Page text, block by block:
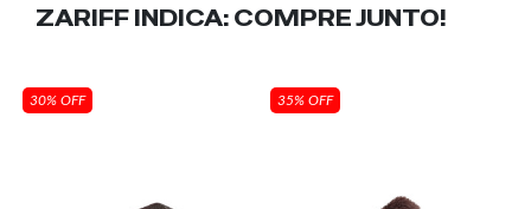
ZARIFF INDICA: COMPRE JUNTO!
30% OFF 35% OFF